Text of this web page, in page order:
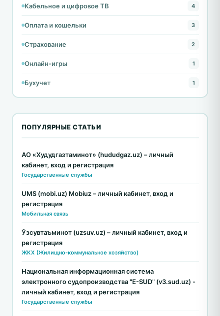
Кабельное и цифровое ТВ 4
Оплата и кошельки 3
Страхование 2
Онлайн-игры 1
Бухучет 1
ПОПУЛЯРНЫЕ СТАТЬИ
АО «Худудгазтаминот» (hududgaz.uz) – личный
кабинет, вход и регистрация
Государственные службы
UMS (mobi.uz) Mobiuz – личный кабинет, вход и
регистрация
Мобильная связь
Ўзсувтаъминот (uzsuv.uz) – личный кабинет, вход и
регистрация
ЖКХ (Жилищно-коммунальное хозяйство)
Национальная информационная система
электронного судопроизводства "E-SUD" (v3.sud.uz) -
личный кабинет, вход и регистрация
Государственные службы